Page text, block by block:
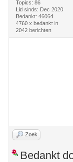
Topics: 86
Lid sinds: Dec 2020
Bedankt: 46064
4760 x bedankt in
2042 berichten
Zoek
Bedankt